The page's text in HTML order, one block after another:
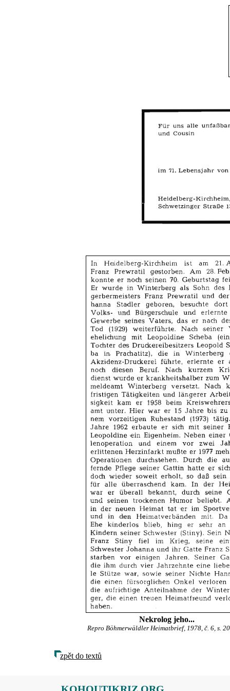
Nekrolog jeho...
Repro Böhmerwäldler Heimatbrief, 1978, č. 6, s.
zpět do textů